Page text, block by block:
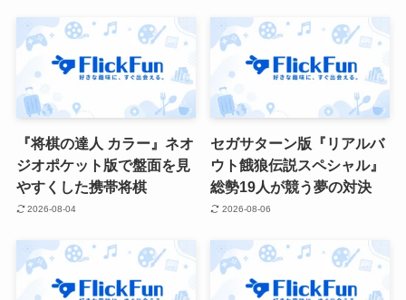
『将棋の達人 カラー』ネオ
ジオポケット版で盤面を見
やすくした携帯将棋
2026-08-04
セガサターン版『リアルバ
ウト餓狼伝説スペシャル』
総勢19人が競う夢の対決
2026-08-06